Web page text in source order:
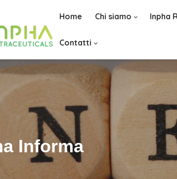
Home Chi siamo Inpha
Contatti
Informa